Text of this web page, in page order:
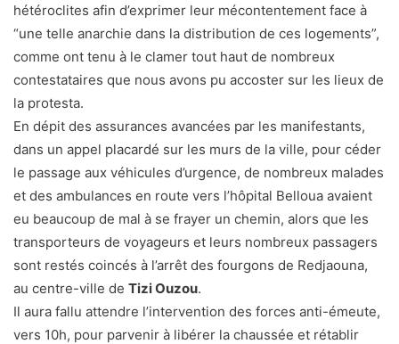
hétéroclites afin d’exprimer leur mécontentement face à
“une telle anarchie dans la distribution de ces logements”,
comme ont tenu à le clamer tout haut de nombreux
contestataires que nous avons pu accoster sur les lieux de
la protesta.
En dépit des assurances avancées par les manifestants,
dans un appel placardé sur les murs de la ville, pour céder
le passage aux véhicules d’urgence, de nombreux malades
et des ambulances en route vers l’hôpital Belloua avaient
eu beaucoup de mal à se frayer un chemin, alors que les
transporteurs de voyageurs et leurs nombreux passagers
sont restés coincés à l’arrêt des fourgons de Redjaouna,
au centre-ville de Tizi Ouzou.
Il aura fallu attendre l’intervention des forces anti-émeute,
vers 10h, pour parvenir à libérer la chaussée et rétablir